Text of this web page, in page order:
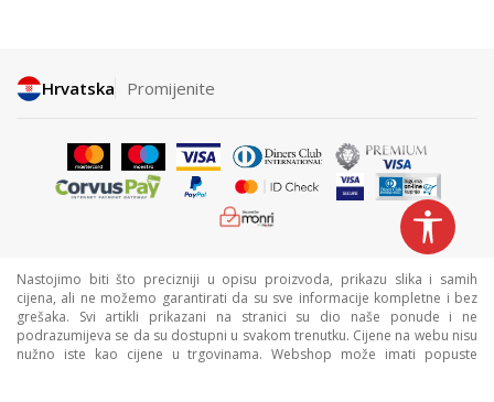
Hrvatska Promijenite
Nastojimo biti što precizniji u opisu proizvoda, prikazu slika i samih
cijena, ali ne možemo garantirati da su sve informacije kompletne i bez
grešaka. Svi artikli prikazani na stranici su dio naše ponude i ne
podrazumijeva se da su dostupni u svakom trenutku. Cijene na webu nisu
nužno iste kao cijene u trgovinama. Webshop može imati popuste